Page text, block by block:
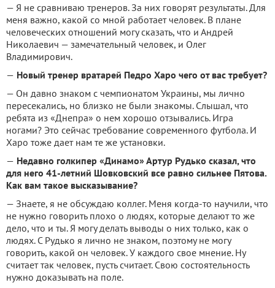
— Я не сравниваю тренеров. За них говорят результаты. Для
меня важно, какой со мной работает человек. В плане
человеческих отношений могу сказать, что и Андрей
Николаевич — замечательный человек, и Олег
Владимирович.
— Новый тренер вратарей Педро Харо чего от вас требует?
— Он давно знаком с чемпионатом Украины, мы лично
пересекались, но близко не были знакомы. Слышал, что
ребята из «Днепра» о нем хорошо отзывались. Игра
ногами? Это сейчас требование современного футбола. И
Харо тоже дает нам те же установки.
— Недавно голкипер «Динамо» Артур Рудько сказал, что
для него 41-летний Шовковский все равно сильнее Пятова.
Как вам такое высказывание?
— Знаете, я не обсуждаю коллег. Меня когда-то научили, что
не нужно говорить плохо о людях, которые делают то же
дело, что и ты. Я могу делать выводы о них только, как о
людях. С Рудько я лично не знаком, поэтому не могу
говорить, какой он человек. У каждого свое мнение. Ну
считает так человек, пусть считает. Свою состоятельность
нужно доказывать на поле.